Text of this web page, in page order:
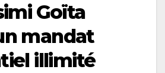
Goïta
mandat
illimité